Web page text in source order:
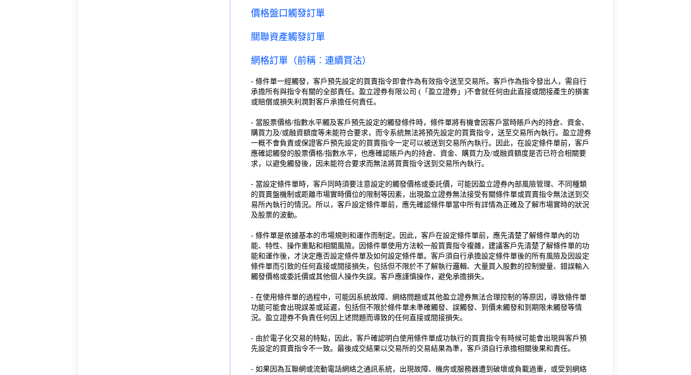
價格盤口觸發訂單
關聯資產觸發訂單
網格訂單（前稱︰連續買沽）
- 條件單一經觸發，客戶預先設定的買賣指令即會作為有效指令送至交易所。客戶作為指令發出人，需自行
承擔所有與指令有關的全部責任。盈立證券有限公司 (「盈立證券」)不會就任何由此直接或間接產生的損害
或賠償或損失利潤對客戶承擔任何責任。
- 當股票價格/指數水平觸及客戶預先設定的觸發條件時，條件單將有機會因客戶當時賬戶內的持倉、資金、
購買力及/或融資額度等未能符合要求，而令系統無法將預先設定的買賣指令，送至交易所內執行。盈立證券
一概不會負責或保證客戶預先設定的買賣指令一定可以被送到交易所內執行。因此，在設定條件單前，客戶
應確認觸發的股票價格/指數水平，也應確認賬戶內的持倉、資金、購買力及/或融資額度是否已符合相關要
求，以避免觸發後，因未能符合要求而無法將買賣指令送到交易所內執行。
- 當設定條件單時，客戶同時須要注意設定的觸發價格或委託價，可能因盈立證券內部風險管理、不同種類
的買賣盤機制或距離市場實時價位的限制等因素，出現盈立證券無法接受有關條件單或買賣指令無法送到交
易所內執行的情況。所以，客戶設定條件單前，應先確認條件單當中所有詳情為正確及了解市場實時的狀況
及股票的波動。
- 條件單是依據基本的市場規則和運作而制定。因此，客戶在設定條件單前，應先清楚了解條件單內的功
能、特性、操作重點和相關風險。因條件單使用方法較一般買賣指令複雜，建議客戶先清楚了解條件單的功
能和運作後，才決定應否設定條件單及如何設定條件單。客戶須自行承擔設定條件單後的所有風險及因設定
條件單而引致的任何直接或間接損失，包括但不限於不了解執行邏輯、大量買入股數的控制變量、錯誤輸入
觸發價格或委託價或其他個人操作失誤。客戶應謹慎操作，避免承擔損失。
- 在使用條件單的過程中，可能因系統故障、網絡問題或其他盈立證券無法合理控制的等原因，導致條件單
功能可能會出現誤差或延遲，包括但不限於條件單未準確觸發、誤觸發、到價未觸發和到期限未觸發等情
況。盈立證券不負責任何因上述問題而導致的任何直接或間接損失。
- 由於電子化交易的特點，因此，客戶確認明白使用條件單成功執行的買賣指令有時候可能會出現與客戶預
先設定的買賣指令不一致。最後成交結果以交易所的交易結果為準，客戶須自行承擔相關後果和責任。
- 如果因為互聯網或流動電話網絡之通訊系統，出現故障、機房或服務器遭到破壞或負載過重，或受到網絡